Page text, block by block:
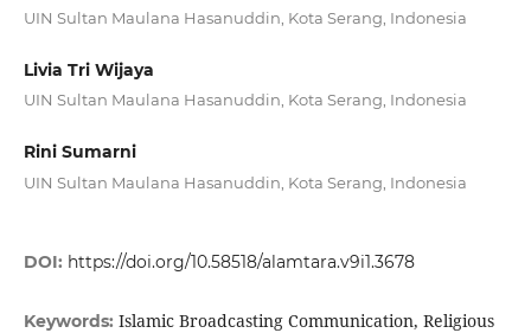
UIN Sultan Maulana Hasanuddin, Kota Serang, Indonesia
Livia Tri Wijaya
UIN Sultan Maulana Hasanuddin, Kota Serang, Indonesia
Rini Sumarni
UIN Sultan Maulana Hasanuddin, Kota Serang, Indonesia
DOI: https://doi.org/10.58518/alamtara.v9i1.3678
Keywords: Islamic Broadcasting Communication, Religious